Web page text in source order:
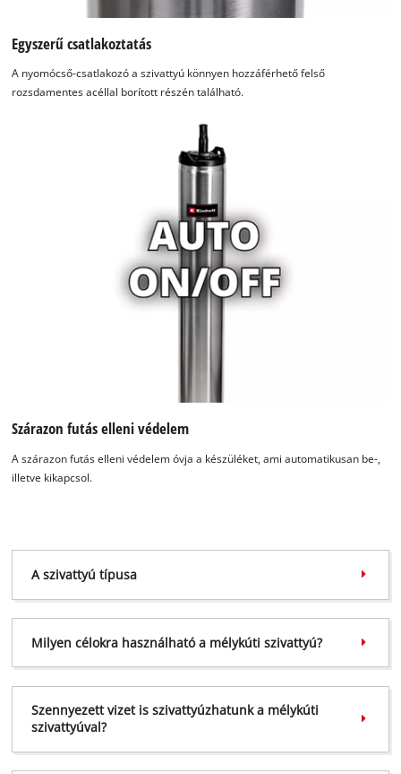
A Google Maps szolgáltatás betöltéséhez
szükségünk van az Ön jóváhagyására!
This content is not permitted to load due
to the list of technologies used.
Powered byUsercentrics Consent
Management Platform
Egyszerű csatlakoztatás
A nyomócső-csatlakozó a szivattyú könnyen hozzáférhető felső
rozsdamentes acéllal borított részén található.
Szárazon futás elleni védelem
A szárazon futás elleni védelem óvja a készüléket, ami automatikusan be-,
illetve kikapcsol.
A szivattyú típusa
Milyen célokra használható a mélykúti szivattyú?
Szennyezett vizet is szivattyúzhatunk a mélykúti
szivattyúval?